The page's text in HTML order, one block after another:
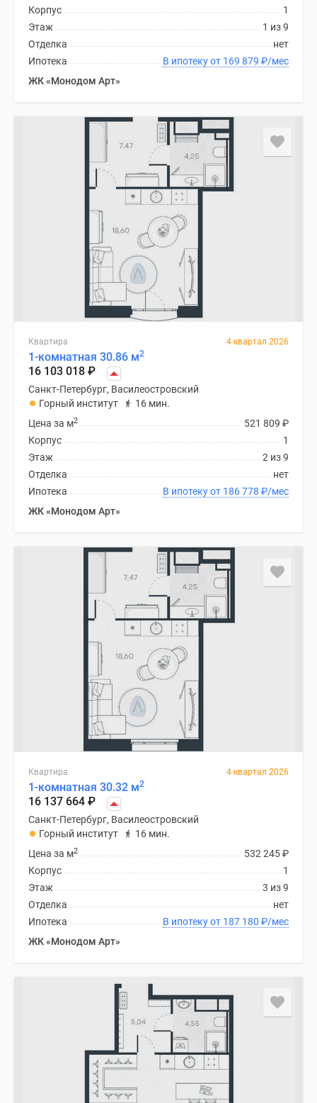
1
Корпус
1 из 9
Этаж
нет
Отделка
В ипотеку от 169 879 ₽/мес
Ипотека
ЖК «Монодом Арт»
Квартира 4 квартал 2026
1-комнатная 30.86 м2
16 103 018 ₽
Санкт-Петербург, Василеостровский
Горный институт
16 мин.
521 809 ₽
Цена за м2
1
Корпус
2 из 9
Этаж
нет
Отделка
В ипотеку от 186 778 ₽/мес
Ипотека
ЖК «Монодом Арт»
Квартира 4 квартал 2026
1-комнатная 30.32 м2
16 137 664 ₽
Санкт-Петербург, Василеостровский
Горный институт
16 мин.
532 245₽
Цена за м2
1
Корпус
3 из 9
Этаж
нет
Отделка
В ипотеку от 187 180 ₽/мес
Ипотека
ЖК «Монодом Арт»